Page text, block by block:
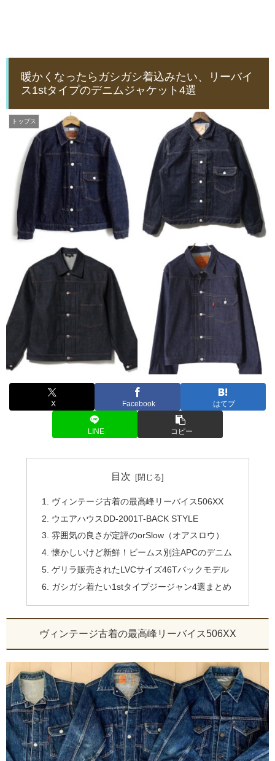
暖かくなったらガシガシ着込みたい、リーバイ
ス1stタイプのデニムジャケット4選
トップス
X Facebook はてブ
LINE コピー
目次
ヴィンテージ古着の最高峰リーバイス506XX
ウエアハウスDD-2001T-BACK STYLE
雰囲気の良さが定評のorSlow（オアスロウ）
懐かしいけど新鮮！ビームス別注APCのデニム
ゲリラ販売されたLVCサイズ46Tバックモデル
ガシガシ着たい1stタイプジージャン4選まとめ
ヴィンテージ古着の最高峰リーバイス506XX